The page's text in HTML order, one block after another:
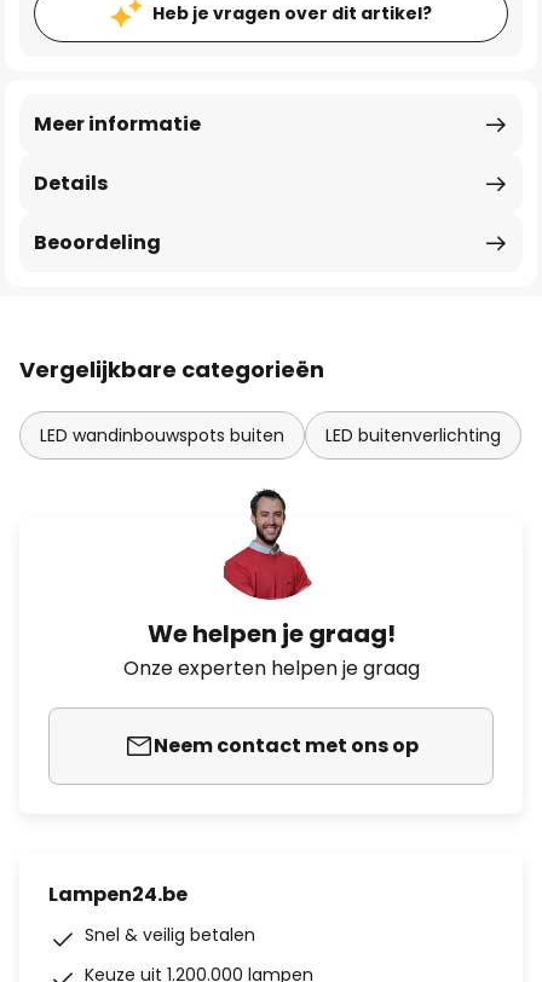
Heb je vragen over dit artikel?
Details
Meer informatie
Beoordeling
Vergelijkbare categorieën
LED wandinbouwspots buiten LED buitenverlichting
We helpen je graag!
Onze experten helpen je graag
Neem contact met ons op
Lampen24.be
Snel & veilig betalen
Keuze uit 1.200.000 lampen